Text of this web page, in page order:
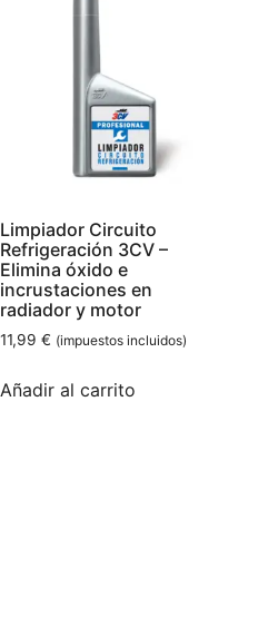
Limpiador Circuito
Refrigeración 3CV –
Elimina óxido e
incrustaciones en
radiador y motor
11,99 € (impuestos incluidos)
Añadir al carrito